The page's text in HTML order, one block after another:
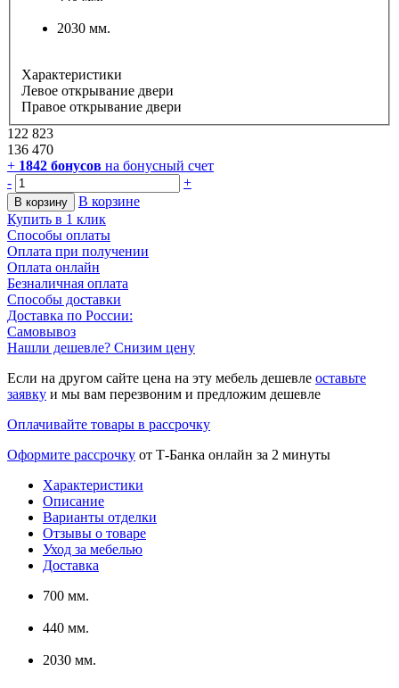
2030 мм.
Характеристики
Левое открывание двери
Правое открывание двери
122 823
136 470
+ 1842 бонусов на бонусный счет
-
+
В корзину
В корзине
Купить в 1 клик
Способы оплаты
Оплата при получении
Оплата онлайн
Безналичная оплата
Способы доставки
Доставка по России:
Самовывоз
Нашли дешевле? Снизим цену
Если на другом сайте цена на эту мебель дешевле оставьте
заявку и мы вам перезвоним и предложим дешевле
Оплачивайте товары в рассрочку
Оформите рассрочку от Т-Банка онлайн за 2 минуты
Характеристики
Описание
Варианты отделки
Отзывы о товаре
Уход за мебелью
Доставка
700 мм.
440 мм.
2030 мм.